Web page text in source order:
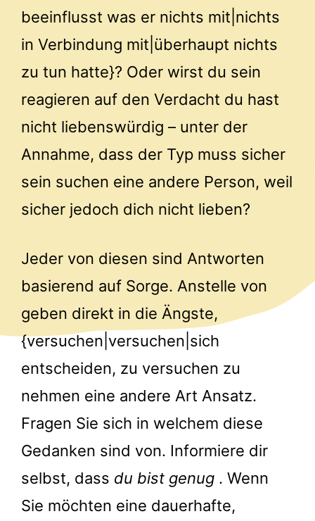
beeinflusst was er nichts mit|nichts
in Verbindung mit|überhaupt nichts
zu tun hatte}? Oder wirst du sein
reagieren auf den Verdacht du hast
nicht liebenswürdig – unter der
Annahme, dass der Typ muss sicher
sein suchen eine andere Person, weil
sicher jedoch dich nicht lieben?
Jeder von diesen sind Antworten
basierend auf Sorge. Anstelle von
geben direkt in die Ängste,
{versuchen|versuchen|sich
entscheiden, zu versuchen zu
nehmen eine andere Art Ansatz.
Fragen Sie sich in welchem diese
Gedanken sind von. Informiere dir
selbst, dass du bist genug . Wenn
Sie möchten eine dauerhafte,